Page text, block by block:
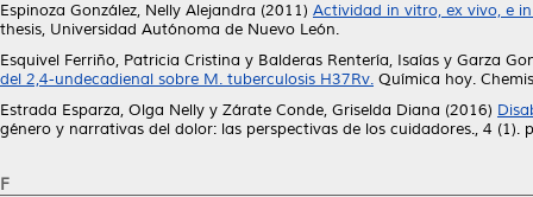
Espinoza González, Nelly Alejandra (2011) Actividad in vitro, ex vivo, e
thesis, Universidad Autónoma de Nuevo León.
Esquivel Ferriño, Patricia Cristina y Balderas Rentería, Isaías y Garza
del 2,4-undecadienal sobre M. tuberculosis H37Rv. Química hoy.
Estrada Esparza, Olga Nelly y Zárate Conde, Griselda Diana (2016)
género y narrativas del dolor: las perspectivas de los cuidadores., 4 (1).
F